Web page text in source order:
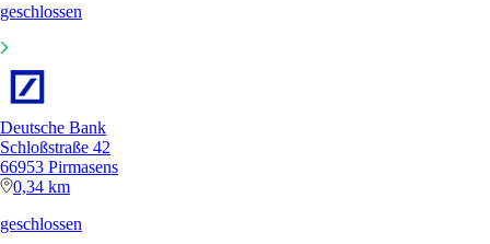
geschlossen
Deutsche Bank
Schloßstraße 42
66953 Pirmasens
0,34 km
geschlossen